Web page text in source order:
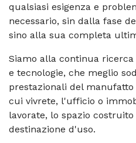
qualsiasi esigenza e
necessario, sin dalla fase
sino alla sua completa
Siamo alla continua
e tecnologie, che meglio
prestazionali del manufatto
cui vivrete, l'ufficio o
lavorate, lo spazio
destinazione d'uso.